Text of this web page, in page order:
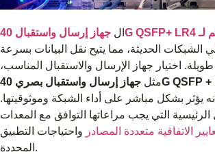
ال
الحديثة، مما يتيح نقل البيانات بسرعة
اختيار جهاز الإرسال والاستقبال المناسب،
مثل
جهاز إرسال واستقبال بصري 40G QSFP + PSM LR4 بطول 10
يؤثر بشكل مباشر على أداء الشبكة وموثوقيتها.
التي يجب مراعاتها التوافق مع المعدات
الاتفاقية متعددة المصادر واحتياجات التطبيق
المحددة.